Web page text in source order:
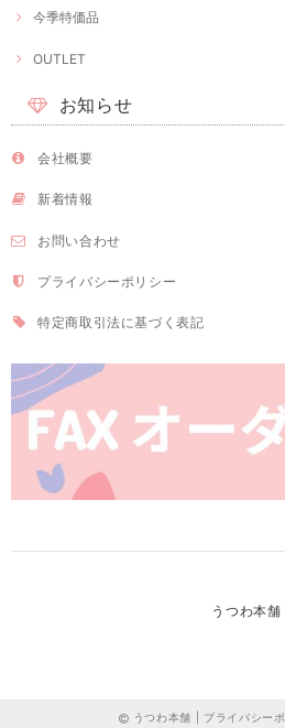
今季特価品
OUTLET
お知らせ
会社概要
新着情報
お問い合わせ
プライバシーポリシー
特定商取引法に基づく表記
うつわ本舗
うつわ本舗 | プライバシー